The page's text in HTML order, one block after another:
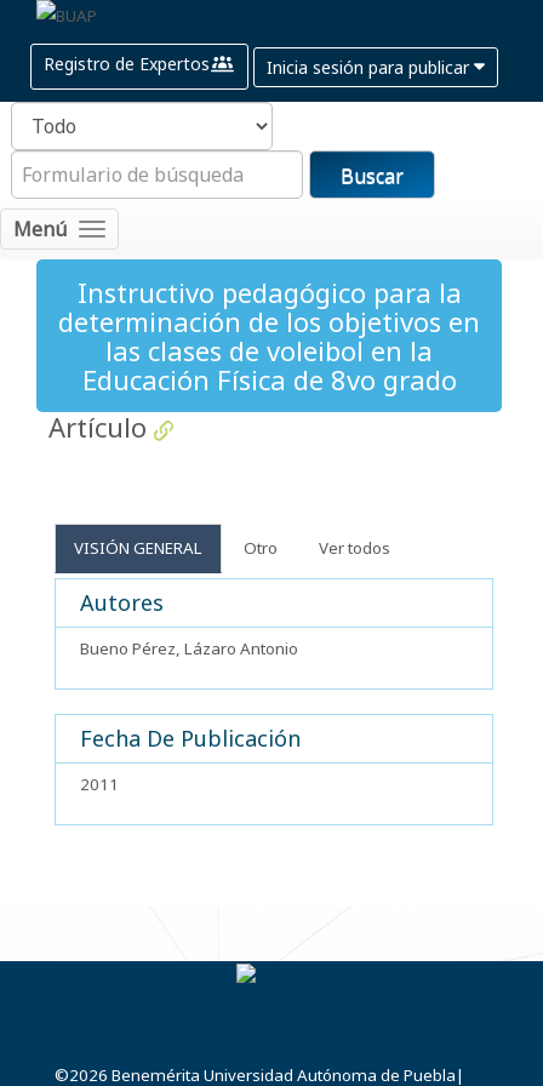
Registro de Expertos Inicia sesión para publicar
Buscar
Menú
Instructivo pedagógico para la
determinación de los objetivos en
las clases de voleibol en la
Educación Física de 8vo grado
Artículo
VISIÓN GENERAL Otro Ver todos
Autores
Bueno Pérez, Lázaro Antonio
Fecha De Publicación
2011
©2026 Benemérita Universidad Autónoma de Puebla|